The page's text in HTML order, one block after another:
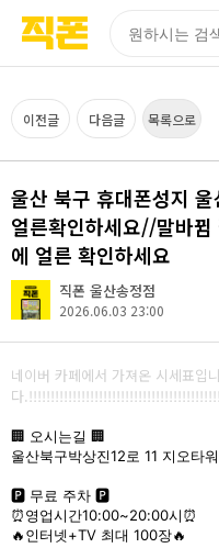
이전글 다음글 목록으로
울산 북구 휴대폰성지
얼른확인하세요//말바
에 얼른 확인하세요
직폰 울산송정점
2026.06.03 23:00
네이버 카페에서 가져온 시세표입니
다
🏢 오시는길 🏢
울산북구박상진12로 11 지오타
🅿 무료 주차 🅿
⏰영업시간10:00~20:00시⏰
🔥인터넷+TV 최대 100장🔥
페이지
페이지
페이지
페이지